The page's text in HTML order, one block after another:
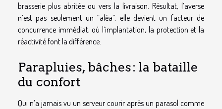
brasserie plus abritée ou vers la livraison. Résultat, l’averse
n’est pas seulement un “aléa”, elle devient un facteur de
concurrence immédiat, où l’implantation, la protection et la
réactivité font la différence.
Parapluies, bâches : la bataille
du confort
Qui n’a jamais vu un serveur courir après un parasol comme